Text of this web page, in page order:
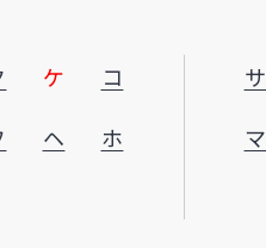
ケ コ サ
ヘ ホ マ